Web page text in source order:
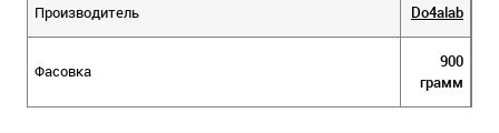
Производитель Do4alab
Фасовка
900
грамм